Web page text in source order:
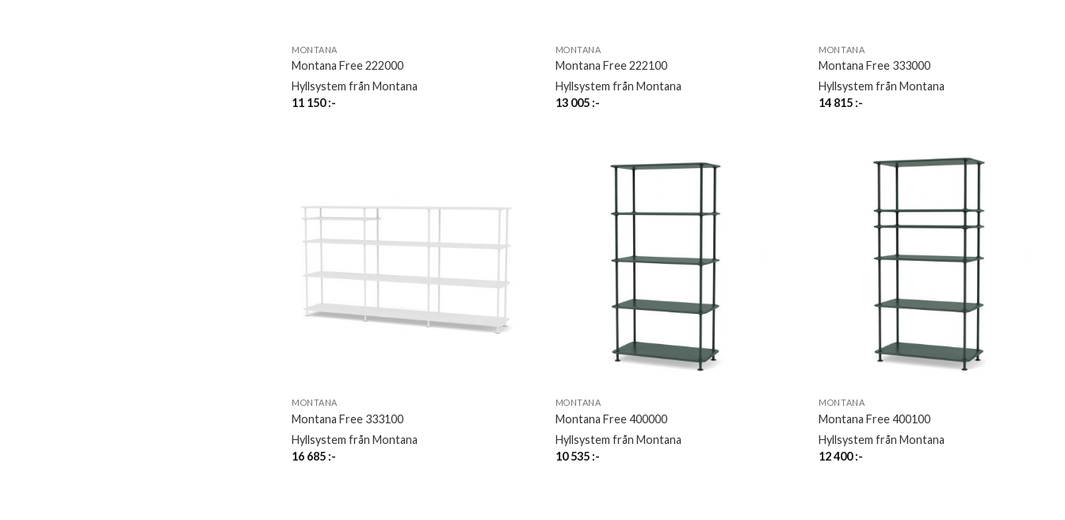
MONTANA
Montana Free 222000
Hyllsystem från Montana
11 150:-
MONTANA
Montana Free 222100
Hyllsystem från Montana
13 005 :-
MONTANA
Montana Free 333000
Hyllsystem från Montana
14 815 :-
MONTANA
Montana Free 333100
Hyllsystem från Montana
16 685 :-
MONTANA
Montana Free 400000
Hyllsystem från Montana
10 535 :-
MONTANA
Montana Free 400100
Hyllsystem från Montana
12 400:-